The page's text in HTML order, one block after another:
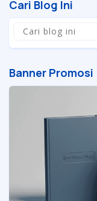
Cari Blog Ini
Banner Promosi